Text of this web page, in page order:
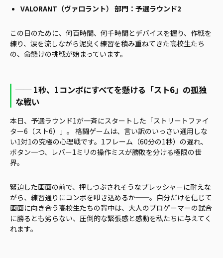
VALORANT（ヴァロラント） 部門：予選ラウンド2
この日のために、何百時間、何千時間とデバイスを握り、作戦を
練り、涙を流しながら泥臭く練習を積み重ねてきた高校生たち
の、命懸けの挑戦が始まっています。
── 1秒、1コンボにすべてを懸ける「スト6」の孤独
な戦い
本日、予選ラウンド1が一斉にスタートした「ストリートファイ
ター6（スト6）」。 格闘ゲームは、言い訳のいっさい通用しな
い1対1の究極の心理戦です。1フレーム（60分の1秒）の遅れ、
ボタン一つ、レバー1ミリの操作ミスが勝敗を分ける極限の世
界。
緊迫した画面の前で、押しつぶされそうなプレッシャーに耐えな
がら、練習通りにコンボを叩き込めるか──。自分だけを信じて
画面に向き合う高校生たちの背中は、大人のプロゲーマーの試合
に勝るとも劣らない、圧倒的な緊張感と感動を私たちに与えてく
れます。